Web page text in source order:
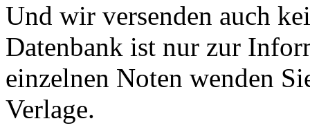
Und wir versenden auch
Datenbank ist nur zur
einzelnen Noten wenden
Verlage.